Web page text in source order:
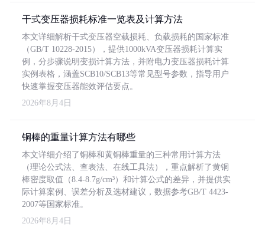
干式变压器损耗标准一览表及计算方法
本文详细解析干式变压器空载损耗、负载损耗的国家标准
（GB/T 10228-2015），提供1000kVA变压器损耗计算实
例，分步骤说明变损计算方法，并附电力变压器损耗计算
实例表格，涵盖SCB10/SCB13等常见型号参数，指导用户
快速掌握变压器能效评估要点。
2026年8月4日
铜棒的重量计算方法有哪些
本文详细介绍了铜棒和黄铜棒重量的三种常用计算方法
（理论公式法、查表法、在线工具法），重点解析了黄铜
棒密度取值（8.4-8.7g/cm³）和计算公式的差异，并提供实
际计算案例、误差分析及选材建议，数据参考GB/T 4423-
2007等国家标准。
2026年8月4日